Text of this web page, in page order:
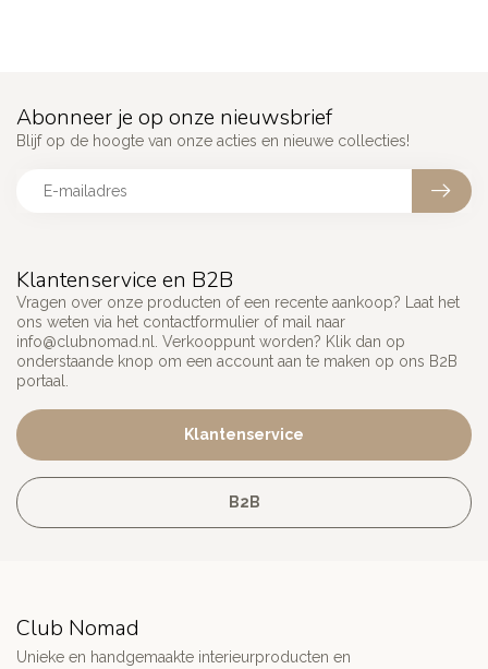
Klantenservice en B2B
Vragen over onze producten of een recente aankoop? Laat het
ons weten via het contactformulier of mail naar
info@clubnomad.nl
. Verkooppunt worden? Klik dan op
onderstaande knop om een account aan te maken op ons B2B
portaal.
Klantenservice
B2B
Abonneer je op onze nieuwsbrief
Blijf op de hoogte van onze acties en nieuwe collecties!
Club Nomad
Unieke en handgemaakte interieurproducten en